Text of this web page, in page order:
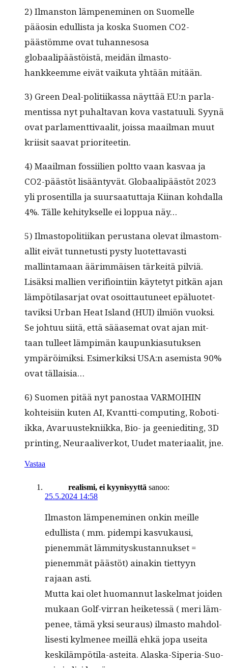
2) Ilmanston läm­pen­e­m­i­nen on Suomelle
pääosin edullista ja kos­ka Suomen CO2-
päästömme ovat tuhan­nesosa
globaalipäästöistä, mei­dän ilmas­to­
hankkeemme eivät vaiku­ta yhtään mitään.
3) Green Deal-poli­ti­ikas­sa näyt­tää EU:n par­la­
men­tis­sa nyt puhal­ta­van kova vas­tatu­uli. Syynä
ovat par­la­ment­ti­vaalit, jois­sa maail­man muut
kri­isit saa­vat prioriteetin.
4) Maail­man fos­si­ilien polt­to vaan kas­vaa ja
CO2-päästöt lisään­tyvät. Globaalipäästöt 2023
yli pros­en­til­la ja suur­saatut­ta­ja Kiinan kohdal­la
4%. Tälle kehi­tyk­selle ei lop­pua näy…
5) Ilmastopoli­ti­ikan perus­tana ole­vat ilmas­tom­
a­llit eivät tun­netusti pysty luotet­tavasti
mallinta­maan äärim­mäisen tärkeitä pil­viä.
Lisäk­si mallien ver­i­fioin­ti­in käyte­tyt pitkän ajan
läm­pöti­lasar­jat ovat osoit­tau­tuneet epälu­otet­
taviksi Urban Heat Island (HUI) ilmiön vuok­si.
Se johtuu siitä, että sääase­mat ovat ajan mit­
taan tulleet lämpimän kaupunki­a­su­tuk­sen
ympäröimik­si. Esimerkik­si USA:n asemista 90%
ovat tällaisia…
6) Suomen pitää nyt panos­taa VARMOIHIN
kohteisi­in kuten AI, Kvant­ti-com­put­ing, Roboti­
ik­ka, Avaru­ustekni­ik­ka, Bio- ja gee­niedit­ing, 3D
print­ing, Neu­raaliv­erkot, Uudet mate­ri­aalit, jne.
Vastaa
realismi, ei kyynisyyttä sanoo:
25.5.2024 14:58
Ilmas­ton läm­pen­e­m­i­nen onkin meille
edullista ( mm. pidem­pi kasvukausi,
pienem­mät läm­mi­tyskus­tan­nuk­set =
pienem­mät päästöt) ainakin tiet­tyyn
rajaan asti.
Mut­ta kai olet huo­man­nut laskel­mat joiden
mukaan Golf-vir­ran heiketessä ( meri läm­
pe­nee, tämä yksi seu­raus) ilmas­to mah­dol­
lis­es­ti kylme­nee meil­lä ehkä jopa usei­ta
keskiläm­pöti­la-astei­ta. Alas­ka-Siperia-Suo­